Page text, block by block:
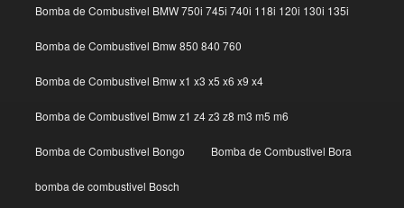
Bomba de Combustivel BMW 750i 745i 740i 118i 120i 130i 135i
Bomba de Combustivel Bmw 850 840 760
Bomba de Combustivel Bmw x1 x3 x5 x6 x9 x4
Bomba de Combustivel Bmw z1 z4 z3 z8 m3 m5 m6
Bomba de Combustivel Bongo Bomba de Combustivel Bora
bomba de combustivel Bosch